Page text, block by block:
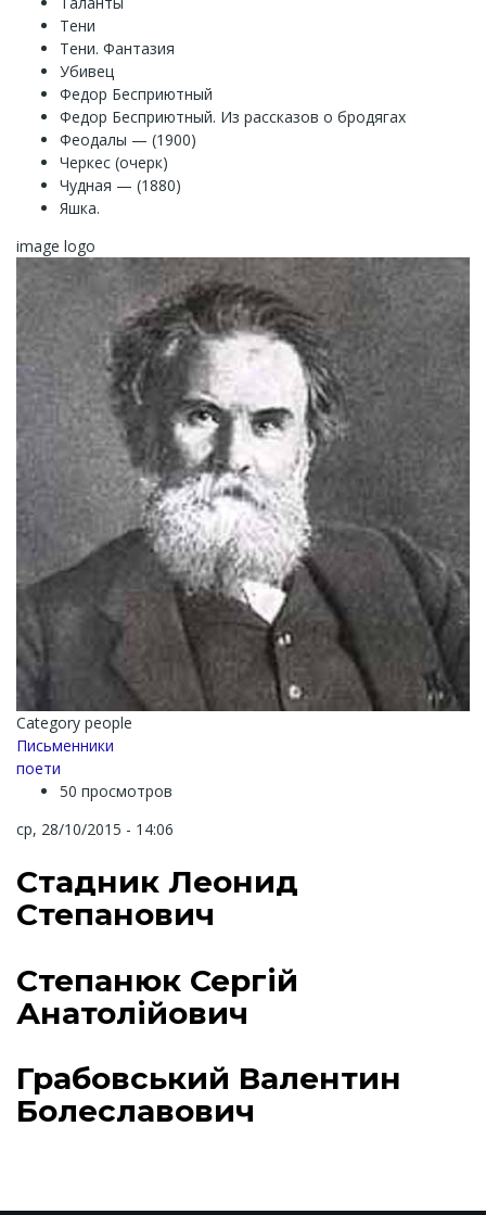
Тени
Тени. Фантазия
Убивец
Федор Бесприютный
Федор Бесприютный. Из рассказов о бродягах
Феодалы — (1900)
Черкес (очерк)
Чудная — (1880)
Яшка.
image logo
Category people
Письменники
поети
50 просмотров
ср, 28/10/2015 - 14:06
Стадник Леонид
Степанович
Степанюк Сергій
Анатолійович
Грабовський Валентин
Болеславович